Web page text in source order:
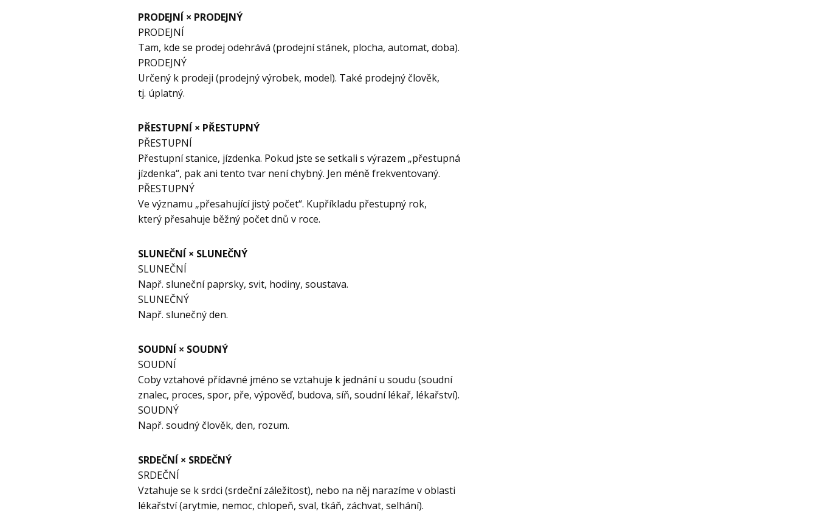
PRODEJNÍ × PRODEJNÝ
PRODEJNÍ
Tam, kde se prodej odehrává (prodejní stánek, plocha, automat, doba).
PRODEJNÝ
Určený k prodeji (prodejný výrobek, model). Také prodejný člověk,
tj. úplatný.
PŘESTUPNÍ × PŘESTUPNÝ
PŘESTUPNÍ
Přestupní stanice, jízdenka. Pokud jste se setkali s výrazem „přestupná
jízdenka“, pak ani tento tvar není chybný. Jen méně frekventovaný.
PŘESTUPNÝ
Ve významu „přesahující jistý počet“. Kupříkladu přestupný rok,
který přesahuje běžný počet dnů v roce.
SLUNEČNÍ × SLUNEČNÝ
SLUNEČNÍ
Např. sluneční paprsky, svit, hodiny, soustava.
SLUNEČNÝ
Např. slunečný den.
SOUDNÍ × SOUDNÝ
SOUDNÍ
Coby vztahové přídavné jméno se vztahuje k jednání u soudu (soudní
znalec, proces, spor, pře, výpověď, budova, síň, soudní lékař, lékařství).
SOUDNÝ
Např. soudný člověk, den, rozum.
SRDEČNÍ × SRDEČNÝ
SRDEČNÍ
Vztahuje se k srdci (srdeční záležitost), nebo na něj narazíme v oblasti
lékařství (arytmie, nemoc, chlopeň, sval, tkáň, záchvat, selhání).